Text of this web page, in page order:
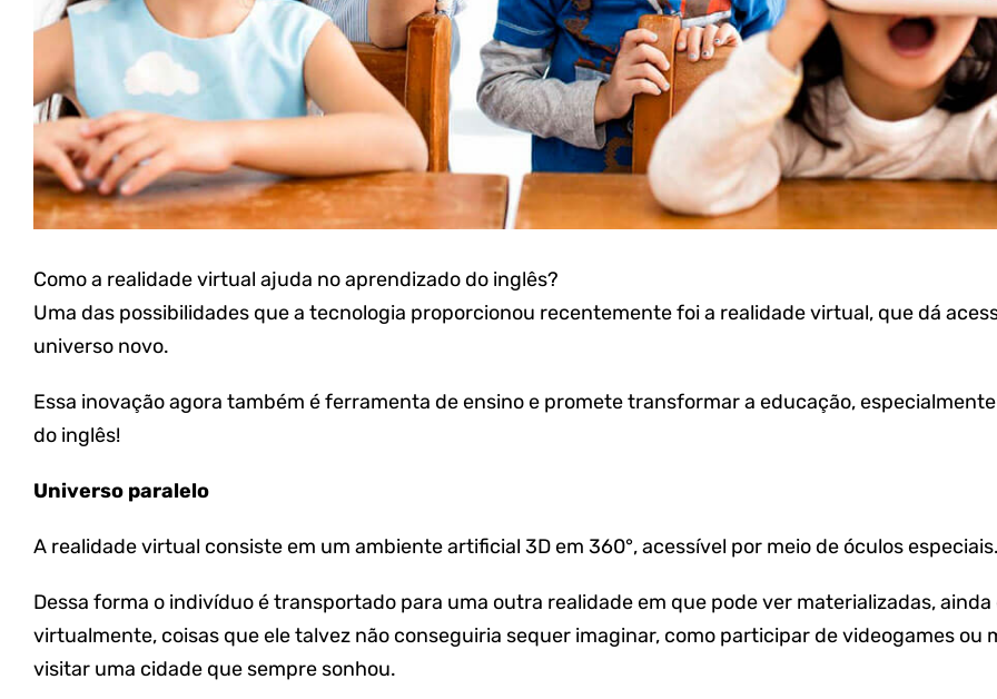
Como a realidade virtual ajuda no aprendizado do inglês?
Uma das possibilidades que a tecnologia proporcionou recentemente foi a realidade virtual, que dá
universo novo.
Essa inovação agora também é ferramenta de ensino e promete transformar a educação,
do inglês!
Universo paralelo
A realidade virtual consiste em um ambiente artificial 3D em 360°, acessível por meio de óculos especiais.
Dessa forma o indivíduo é transportado para uma outra realidade em que pode ver materializadas, ainda
virtualmente, coisas que ele talvez não conseguiria sequer imaginar, como participar de videogames ou
visitar uma cidade que sempre sonhou.